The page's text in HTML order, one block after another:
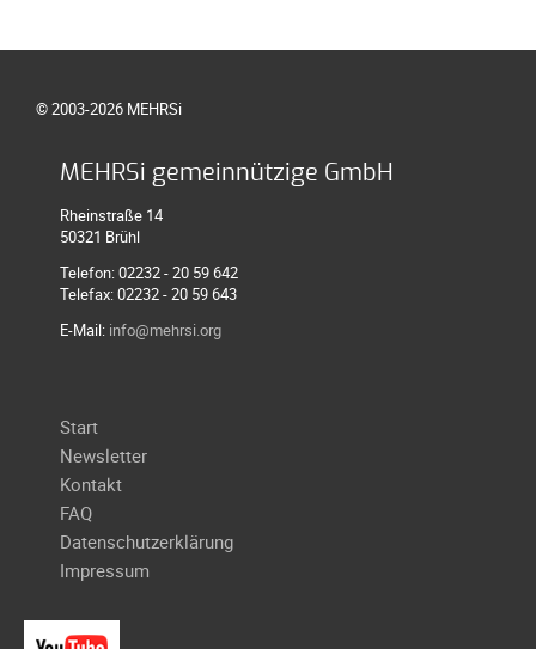
2021
2020
Galerie
2019
Galerie
2018
Galerie
2016
Galerie
2015
Galerie
2014
2013
© 2003-2026 MEHRSi
MEHRSi gemeinnützige GmbH
Rheinstraße 14
50321 Brühl
Telefon: 02232 - 20 59 642
Telefax: 02232 - 20 59 643
E-Mail: info@mehrsi.org
Navigation
überspringen
Start
Newsletter
Kontakt
FAQ
Datenschutzerklärung
Impressum